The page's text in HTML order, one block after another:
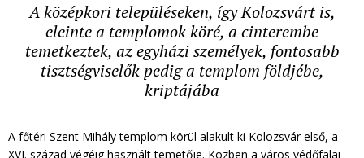
A középkori településeken, így Kolozsvárt is,
eleinte a templomok köré, a cinterembe
temetkeztek, az egyházi személyek, fontosabb
tisztségviselők pedig a templom földjébe,
kriptájába
A főtéri Szent Mihály templom körül alakult ki Kolozsvár első, a
XVI. század végéig használt temetője. Közben a város védőfalai